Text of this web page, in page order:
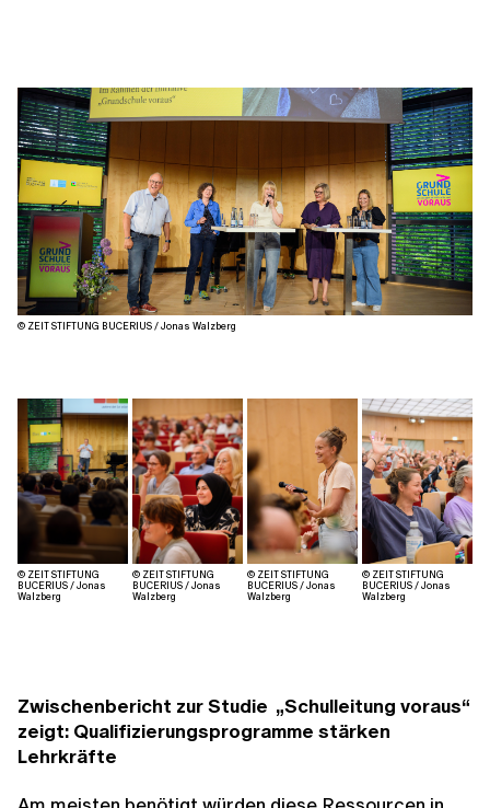
© ZEIT STIFTUNG BUCERIUS / Jonas Walzberg
© ZEIT STIFTUNG
BUCERIUS / Jonas
Walzberg
© ZEIT STIFTUNG
BUCERIUS / Jonas
Walzberg
© ZEIT STIFTUNG
BUCERIUS / Jonas
Walzberg
© ZEIT STIFTUNG
BUCERIUS / Jonas
Walzberg
Zwischenbericht zur Studie „Schulleitung voraus“
zeigt: Qualifizierungsprogramme stärken
Lehrkräfte